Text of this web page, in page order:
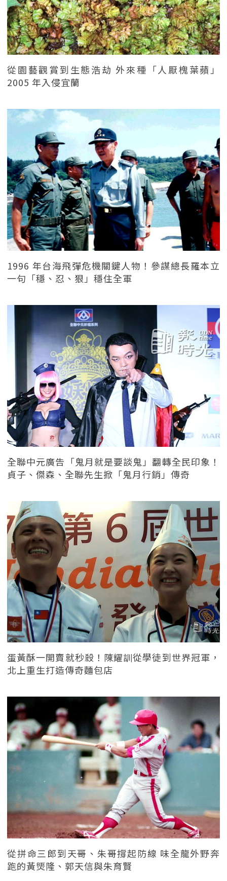
從園藝觀賞到生態浩劫 外來種「人厭槐葉蘋」
2005 年入侵宜蘭
1996 年台海飛彈危機關鍵人物！參謀總長羅本立
一句「穩、忍、狠」穩住全軍
全聯中元廣告「鬼月就是要談鬼」翻轉全民印象！
貞子、傑森、全聯先生掀「鬼月行銷」傳奇
蛋黃酥一開賣就秒殺！陳耀訓從學徒到世界冠軍，
北上重生打造傳奇麵包店
從拼命三郎到天哥、朱哥撐起防線 味全龍外野奔
跑的黃煚隆、郭天信與朱育賢